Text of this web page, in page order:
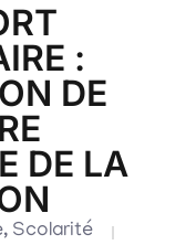
:
DE
DE LA
, Scolarité